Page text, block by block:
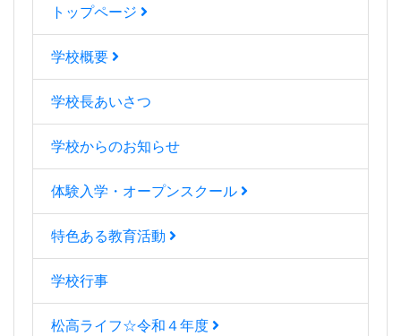
トップページ
学校概要
学校長あいさつ
学校からのお知らせ
体験入学・オープンスクール
特色ある教育活動
学校行事
松高ライフ☆令和４年度